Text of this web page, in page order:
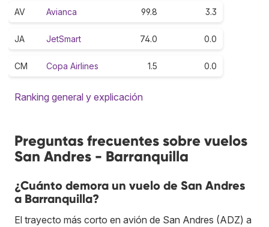
AV Avianca 99.8 3.3
JA JetSmart 74.0 0.0
CM Copa Airlines 1.5 0.0
Ranking general y explicación
Preguntas frecuentes sobre vuelos
San Andres - Barranquilla
¿Cuánto demora un vuelo de San Andres
a Barranquilla?
El trayecto más corto en avión de San Andres (ADZ) a